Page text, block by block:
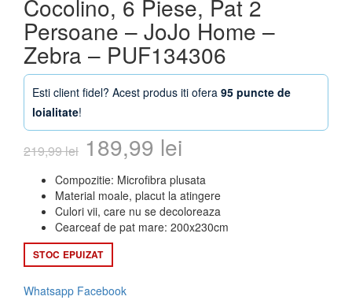
Cocolino, 6 Piese, Pat 2
Persoane – JoJo Home –
Zebra – PUF134306
Esti client fidel? Acest produs iti ofera 95 puncte de
loialitate!
219,99lei Prețul
inițial
a
fost:
219,99 lei.
189,99 lei
curent
este:
189,99 lei.
Compozitie: Microfibra plusata
Material moale, placut la atingere
Culori vii, care nu se decoloreaza
Cearceaf de pat mare: 200x230cm
STOC EPUIZAT
Whatsapp Facebook